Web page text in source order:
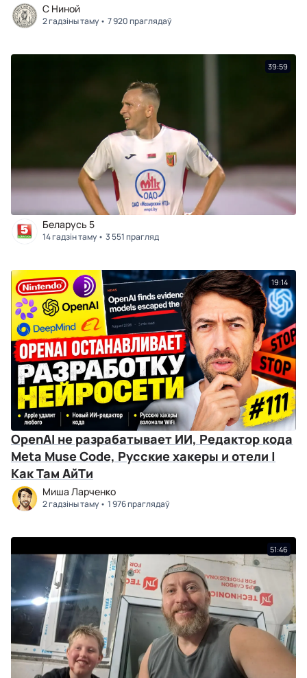
C Ниной
2 гадзіны таму 7 920 праглядаў
39:59
Беларусь 5
14 гадзін таму 3 551 прагляд
19:14
OpenAI не разрабатывает ИИ, Редактор кода
Meta Muse Code, Русские хакеры и отели |
Как Там АйТи
Миша Ларченко
2 гадзіны таму 1 976 праглядаў
51:46